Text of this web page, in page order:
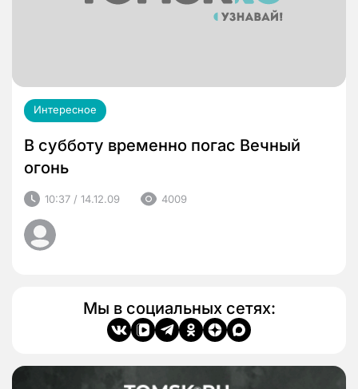
Интересное
В субботу временно погас Вечный
огонь
10:37 / 14.12.09 4009
Мы в социальных сетях: